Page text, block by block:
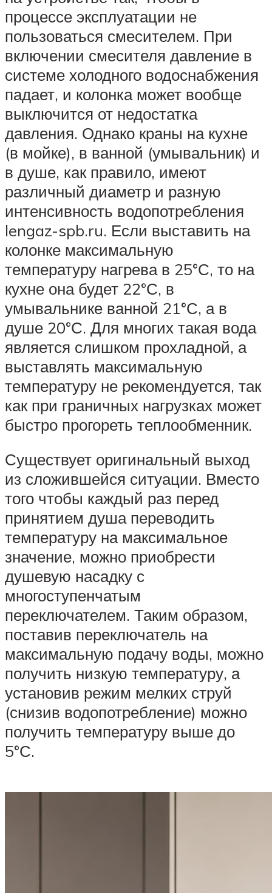
процессе эксплуатации не
пользоваться смесителем. При
включении смесителя давление в
системе холодного водоснабжения
падает, и колонка может вообще
выключится от недостатка
давления. Однако краны на кухне
(в мойке), в ванной (умывальник) и
в душе, как правило, имеют
различный диаметр и разную
интенсивность водопотребления
lengaz-spb.ru. Если выставить на
колонке максимальную
температуру нагрева в 25°С, то на
кухне она будет 22°С, в
умывальнике ванной 21°С, а в
душе 20°С. Для многих такая вода
является слишком прохладной, а
выставлять максимальную
температуру не рекомендуется, так
как при граничных нагрузках может
быстро прогореть теплообменник.
Существует оригинальный выход
из сложившейся ситуации. Вместо
того чтобы каждый раз перед
принятием душа переводить
температуру на максимальное
значение, можно приобрести
душевую насадку с
многоступенчатым
переключателем. Таким образом,
поставив переключатель на
максимальную подачу воды, можно
получить низкую температуру, а
установив режим мелких струй
(снизив водопотребление) можно
получить температуру выше до
5°С.